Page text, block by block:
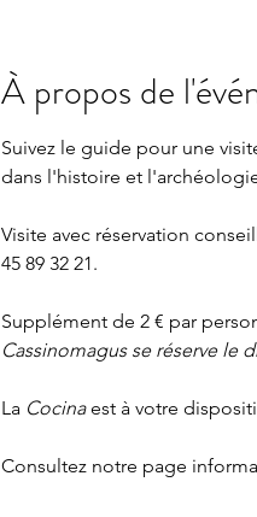
À propos de
Suivez le guide pour une
dans l'histoire et
Visite avec réservation
45 89 32 21.
Supplément de 2 € par
Cassinomagus se réserve le
La Cocina est à votre
Consultez notre page